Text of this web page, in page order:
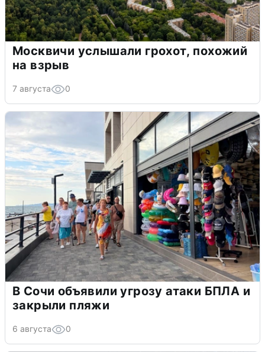
Москвичи услышали грохот, похожий
на взрыв
7 августа 0
В Сочи объявили угрозу атаки БПЛА и
закрыли пляжи
6 августа 0